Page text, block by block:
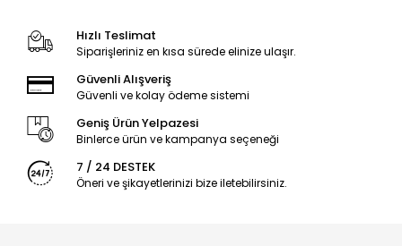
Hızlı Teslimat
Siparişleriniz en kısa sürede elinize ulaşır.
Güvenli Alışveriş
Güvenli ve kolay ödeme sistemi
Geniş Ürün Yelpazesi
Binlerce ürün ve kampanya seçeneği
7 / 24 DESTEK
Öneri ve şikayetlerinizi bize iletebilirsiniz.